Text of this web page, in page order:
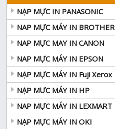
NẠP MỰC IN PANASONIC
NAP MỰC MÁY IN BROTHER
NAP MỰC MAY IN CANON
NAP MỰC MÁY IN EPSON
NẠP MỰC MÁY IN Fuji Xerox
NẠP MƯC MÁY IN HP
NAP MỰC MÁY IN LEXMART
NẠP MỰC MÁY IN OKI